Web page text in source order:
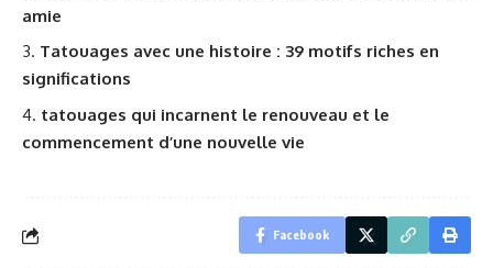
amie
Tatouages avec une histoire : 39 motifs riches en
significations
tatouages qui incarnent le renouveau et le
commencement d’une nouvelle vie
Facebook